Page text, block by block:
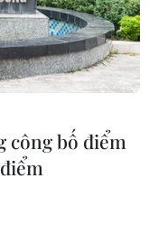
công bố điểm